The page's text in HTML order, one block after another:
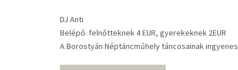
DJ Anti
Belépő: felnőtteknek 4 EUR, gyerekeknek 2EUR
A Borostyán Néptáncműhely táncosainak ingyenes